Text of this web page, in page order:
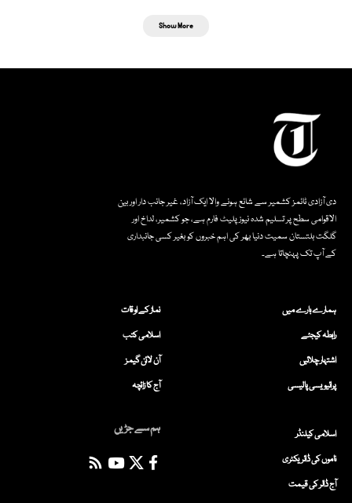
Show More
دی آزادی ٹائمز کشمیر سے شائع ہونے والا ایک آزاد، غیر جانب دار اور بین
الاقوامی سطح پر تسلیم شدہ نیوز پلیٹ فارم ہے، جو کشمیر، لداخ اور
گلگت بلتستان سمیت دنیا بھر کی اہم خبروں کو بغیر کسی جانبداری
کے آپ تک پہنچاتا ہے۔
ہمارے بارے میں
رابطہ کیجئے
اشتہار چلائیں
پرائیویسی پالیسی
نماز کے اوقات
اسلامی کتب
آن لائن گیمز
آج کا زائچہ
اسلامی کیلنڈر
ناموں کی ڈائریکٹری
آج ڈالر کی قیمت
ہم سے جڑیں